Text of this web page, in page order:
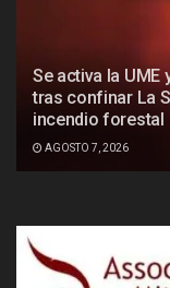
Se activa la UME
tras confinar La
incendio forestal
AGOSTO 7, 2026